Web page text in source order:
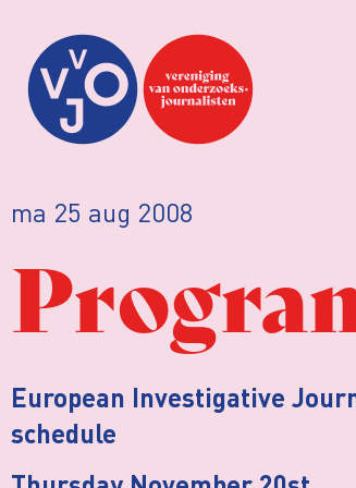
ma 25 aug 2008
European Investigative
schedule